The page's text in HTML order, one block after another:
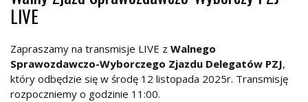
LIVE
Zapraszamy na transmisje LIVE z Walnego
Sprawozdawczo-Wyborczego Zjazdu Delegatów PZJ,
który odbędzie się w środę 12 listopada 2025r. Transmisję
rozpoczniemy o godzinie 11:00.